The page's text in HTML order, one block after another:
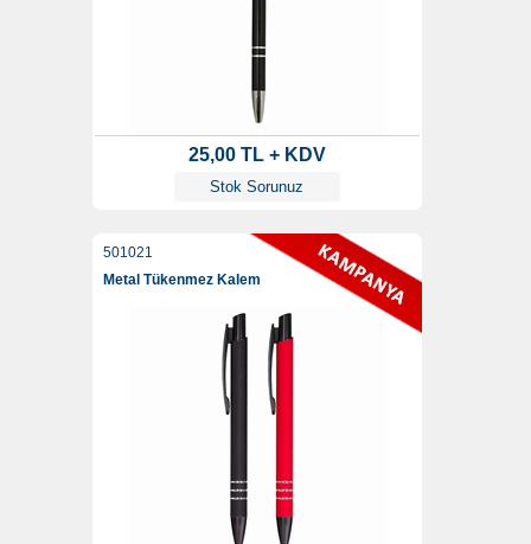
25,00 TL + KDV
Stok Sorunuz
501021
Metal Tükenmez Kalem